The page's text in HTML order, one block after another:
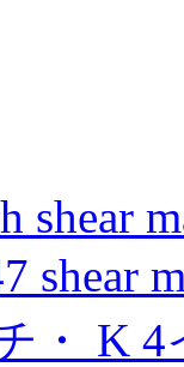
shear
shear
・ K